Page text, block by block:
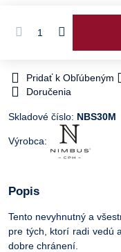
Pridať k Obľúbeným
Doručenia
Skladové číslo: NBS30M
Výrobca:
Popis
Tento nevyhnutný a
pre tých, ktorí radi vedú
dobre chránení.